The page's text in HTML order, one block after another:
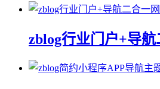
zblog行业门户+导